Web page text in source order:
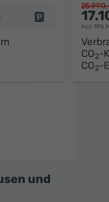
Fahrzeug parken
incl. 19%
CO2-
CO2-
und